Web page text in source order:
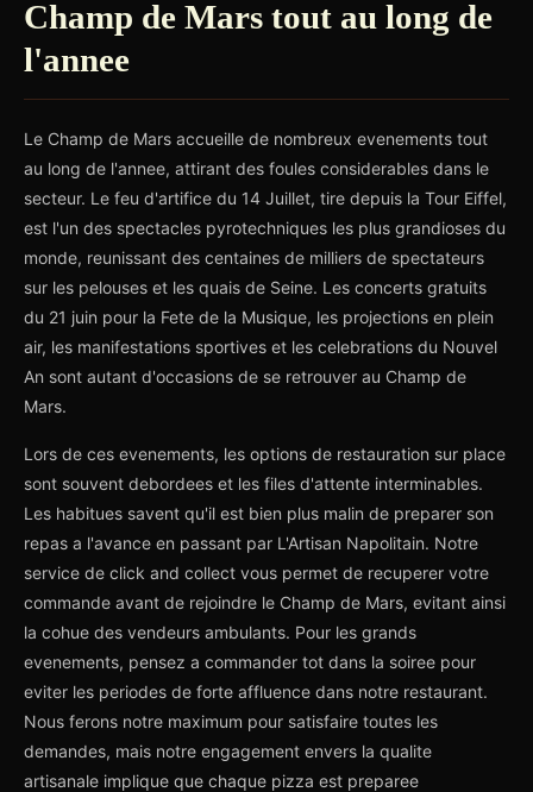
Champ de Mars tout au long de
l'annee
Le Champ de Mars accueille de nombreux evenements tout
au long de l'annee, attirant des foules considerables dans le
secteur. Le feu d'artifice du 14 Juillet, tire depuis la Tour Eiffel,
est l'un des spectacles pyrotechniques les plus grandioses du
monde, reunissant des centaines de milliers de spectateurs
sur les pelouses et les quais de Seine. Les concerts gratuits
du 21 juin pour la Fete de la Musique, les projections en plein
air, les manifestations sportives et les celebrations du Nouvel
An sont autant d'occasions de se retrouver au Champ de
Mars.
Lors de ces evenements, les options de restauration sur place
sont souvent debordees et les files d'attente interminables.
Les habitues savent qu'il est bien plus malin de preparer son
repas a l'avance en passant par L'Artisan Napolitain. Notre
service de click and collect vous permet de recuperer votre
commande avant de rejoindre le Champ de Mars, evitant ainsi
la cohue des vendeurs ambulants. Pour les grands
evenements, pensez a commander tot dans la soiree pour
eviter les periodes de forte affluence dans notre restaurant.
Nous ferons notre maximum pour satisfaire toutes les
demandes, mais notre engagement envers la qualite
artisanale implique que chaque pizza est preparee